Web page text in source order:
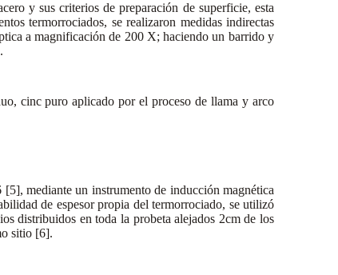
y sus criterios de preparación de superficie, esta
termorrociados, se realizaron medidas indirectas
a magnificación de 200 X; haciendo un barrido y
cinc puro aplicado por el proceso de llama y arco
mediante un instrumento de inducción magnética
de espesor propia del termorrociado, se utilizó
distribuidos en toda la probeta alejados 2cm de los
sitio [6].